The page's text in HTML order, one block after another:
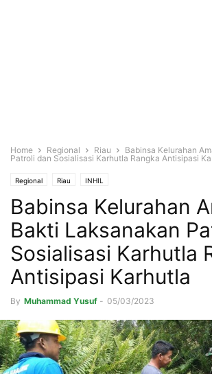
Home Regional Riau
Babinsa Kelurahan
Patroli dan Sosialisasi Karhutla Rangka Antisipasi
Regional Riau INHIL
Babinsa Kelurahan
Bakti Laksanakan
Sosialisasi Karhutla
Antisipasi Karhutla
By Muhammad Yusuf - 05/03/2023